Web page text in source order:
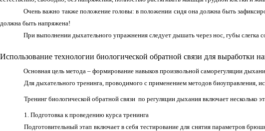
Очень важно также положение головы: в положении сидя она должна быть
должна быть напряжена!
При выполнении дыхательного упражнения следует дышать через нос, губы
Использование технологии биологической обратной связи для выработки
Основная цель метода – формирование навыков произвольной саморегуляции
Для дыхательного тренинга, проводимого с применением методов биоуправления,
Тренинг биологической обратной связи по регуляции дыхания включает несколько
1. Подготовка к проведению курса тренинга
Подготовительный этап включает в себя тестирование для снятия параметров